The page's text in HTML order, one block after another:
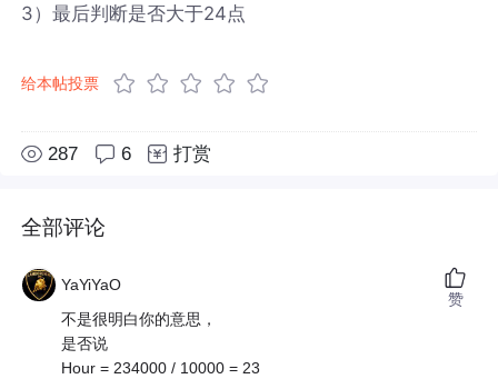
3）最后判断是否大于24点
给本帖投票
287 6 打赏
全部评论
YaYiYaO
不是很明白你的意思，
是否说
Hour = 234000 / 10000 = 23
赞